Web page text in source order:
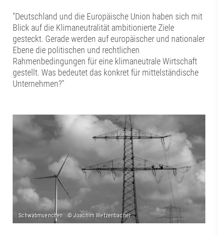
"Deutschland und die Europäische Union haben sich mit
Blick auf die Klimaneutralität ambitionierte Ziele
gesteckt. Gerade werden auf europäischer und nationaler
Ebene die politischen und rechtlichen
Rahmenbedingungen für eine klimaneutrale Wirtschaft
gestellt. Was bedeutet das konkret für mittelständische
Unternehmen?"